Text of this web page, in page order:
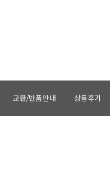
교환/반품안내 상품후기